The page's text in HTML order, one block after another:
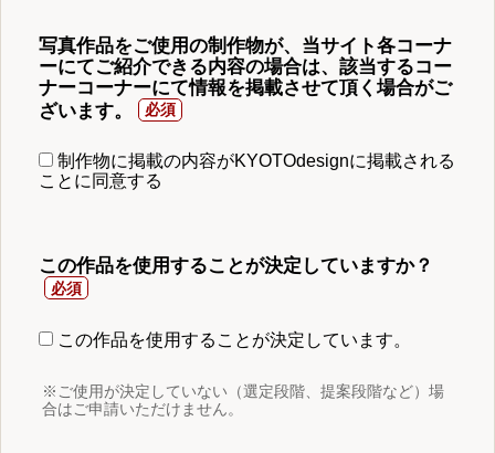
写真作品をご使用の制作物が、当サイト各コーナ
ーにてご紹介できる内容の場合は、該当するコー
ナーコーナーにて情報を掲載させて頂く場合がご
ざいます。
制作物に掲載の内容がKYOTOdesignに掲載される
ことに同意する
この作品を使用することが決定していますか？
この作品を使用することが決定しています。
※ご使用が決定していない（選定段階、提案段階など）場
合はご申請いただけません。